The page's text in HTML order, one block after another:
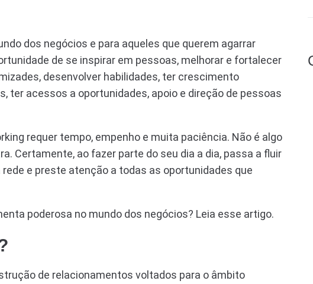
dos negócios e para aqueles que querem agarrar
de se inspirar em pessoas, melhorar e fortalecer
desenvolver habilidades, ter crescimento
ter acessos a oportunidades, apoio e direção de pessoas
requer tempo, empenho e muita paciência. Não é algo
Certamente, ao fazer parte do seu dia a dia, passa a fluir
e preste atenção a todas as oportunidades que
poderosa no mundo dos negócios? Leia esse artigo.
de relacionamentos voltados para o âmbito